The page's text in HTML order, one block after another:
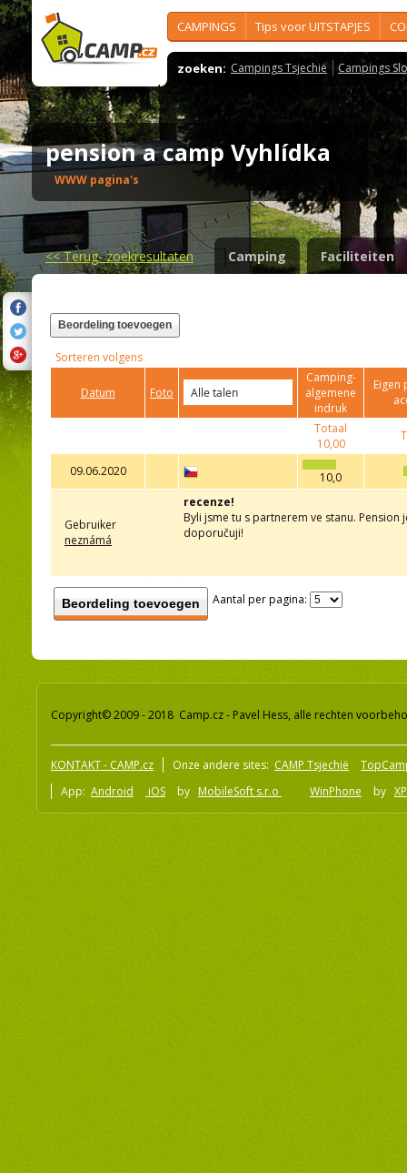
CAMPINGS Tips voor UITSTAPJES
zoeken: Campings Tsjechië Campings
pension a camp Vyhlídka
WWW pagina's
<<Terug- zoekresultaten Camping Faciliteiten
Beordeling toevoegen
Sorteren volgens
Datum Foto
Camping-
algemene
indruk
Eigen
Totaal
10,00
09.06.2020 10,0
Gebruiker
neznámá
recenze!
Byli jsme tu s partnerem ve stanu.
doporučuji!
Beordeling toevoegen Aantal per pagina:
Copyright© 2009 - 2018 Camp.cz - Pavel Hess, alle rechten
KONTAKT - CAMP.cz Onze andere sites: CAMP Tsjechië
App: Android iOS by MobileSoft s.r.o WinPhone by